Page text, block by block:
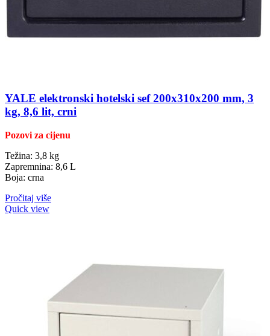
YALE elektronski hotelski sef 200x310x200 mm, 3
kg, 8,6 lit, crni
Pozovi za cijenu
Težina: 3,8 kg
Zapremnina: 8,6 L
Boja: crna
Pročitaj više
Quick view